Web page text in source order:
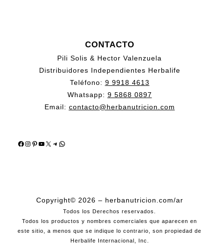
CONTACTO
Pili Solis & Hector Valenzuela
Distribuidores Independientes Herbalife
Teléfono: 9 9918 4613
Whatsapp: 9 5868 0897
Email: contacto@herbanutricion.com
Facebook
Instagram
Pinterest
YouTube
X Telegram
WhatsApp
Copyright© 2026 – herbanutricion.com/ar
Todos los Derechos reservados.
Todos los productos y nombres comerciales que aparecen en
este sitio, a menos que se indique lo contrario, son propiedad de
Herbalife Internacional, Inc.